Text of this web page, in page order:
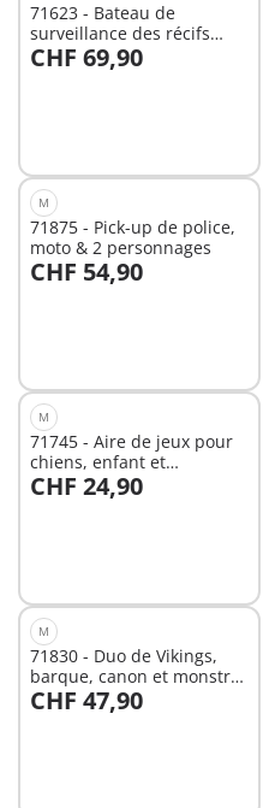
71623 - Bateau de
surveillance des récifs
coralliens
CHF 69,90
Au panier
M
71875 - Pick-up de police,
moto & 2 personnages
CHF 54,90
Au panier
M
71745 - Aire de jeux pour
chiens, enfant et
éducatrice
CHF 24,90
Au panier
M
71830 - Duo de Vikings,
barque, canon et monstre
marin
CHF 47,90
Au panier